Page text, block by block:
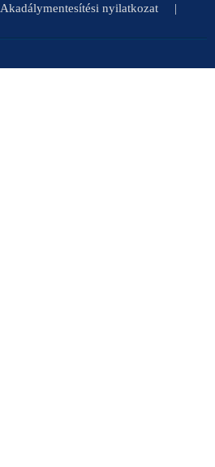
Akadálymentesítési nyilatkozat